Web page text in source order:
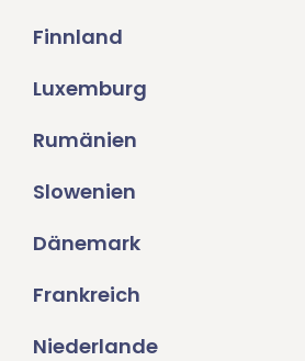
Finnland
Luxemburg
Rumänien
Slowenien
Dänemark
Frankreich
Niederlande